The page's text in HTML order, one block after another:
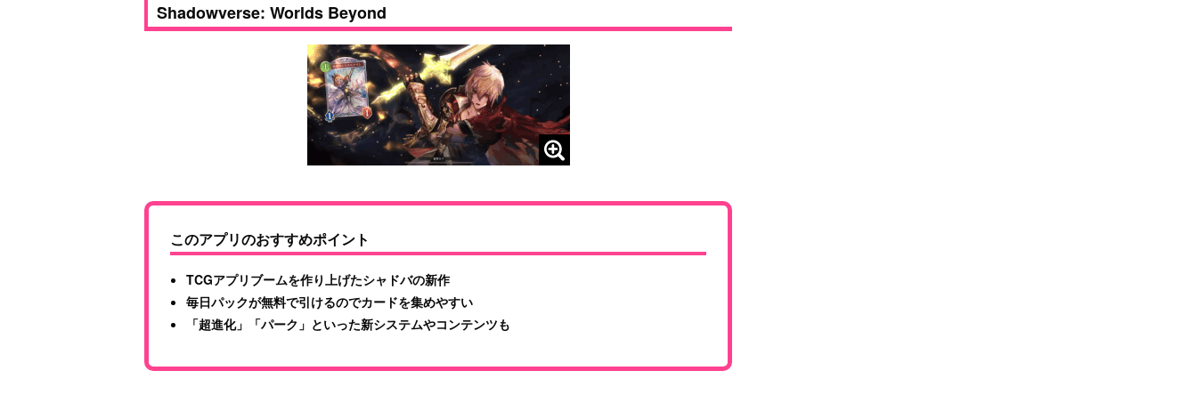
Shadowverse: Worlds Beyond
このアプリのおすすめポイント
TCGアプリブームを作り上げたシャドバの新作
毎日パックが無料で引けるのでカードを集めやすい
「超進化」「パーク」といった新システムやコンテンツも